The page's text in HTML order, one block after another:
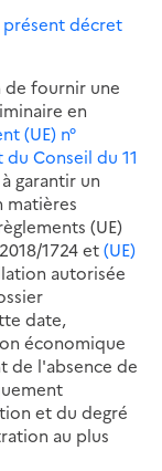
présent décret
de fournir une
en
(UE) n°
Conseil du 11
garantir un
matières
(UE)
1724 et(UE)
autorisée
date,
économique
de l'absence de
et du degré
au plus